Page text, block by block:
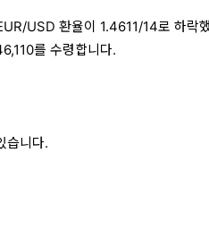
USD 환율이 1.4611/14로 하락
를 수령합니다.
습니다.